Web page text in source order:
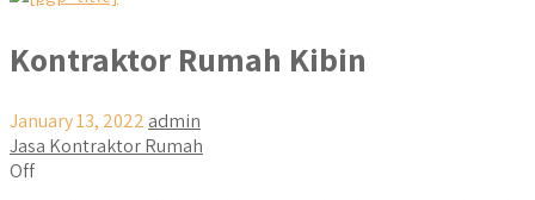
Kontraktor Rumah Kibin
January 13, 2022 admin
Jasa Kontraktor Rumah
Off